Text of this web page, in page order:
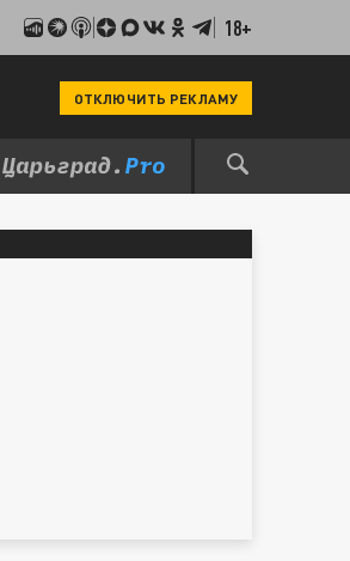
18+
ОТКЛЮЧИТЬ РЕКЛАМУ